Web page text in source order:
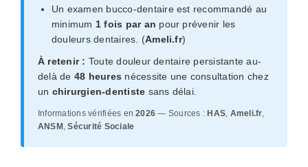
Un examen bucco-dentaire est recommandé au
minimum 1 fois par an pour prévenir les
douleurs dentaires. (Ameli.fr)
À retenir : Toute douleur dentaire persistante au-
delà de 48 heures nécessite une consultation chez
un chirurgien-dentiste sans délai.
Informations vérifiées en2026 — Sources : HAS, Ameli.fr,
ANSM ,Sécurité Sociale